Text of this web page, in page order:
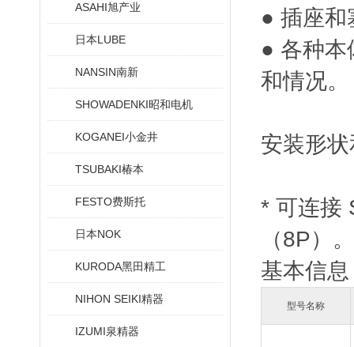
ASAHI旭产业
日本LUBE
NANSIN南新
SHOWADENKI昭和电机
KOGANEI小金井
TSUBAKI椿本
FESTO费斯托
日本NOK
KURODA黑田精工
NIHON SEIKI精器
IZUMI泉精器
● 插座和
● 各种本
和情况。
安装形
* 可连接
（8P）。
基本信息
型号名称